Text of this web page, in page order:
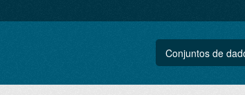
Conjuntos de